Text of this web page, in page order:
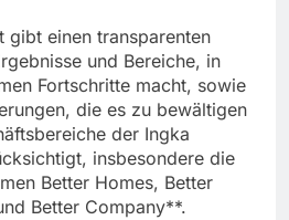
gibt einen transparenten
und Bereiche, in
Fortschritte macht, sowie
die es zu bewältigen
der Ingka
insbesondere die
Better Homes, Better
Better Company**.